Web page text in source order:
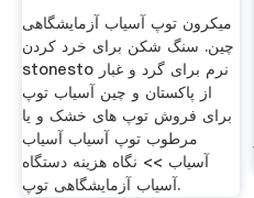
میکرون توپ آسیاب آزمایشگاهی
چین. سنگ شکن برای خرد کردن
stonesto نرم برای گرد و غبار
از پاکستان و چین آسیاب توپ
برای فروش توپ های خشک و یا
مرطوب توپ آسیاب آسیاب
آسیاب >> نگاه هزینه دستگاه
آسیاب آزمایشگاهی توپ.